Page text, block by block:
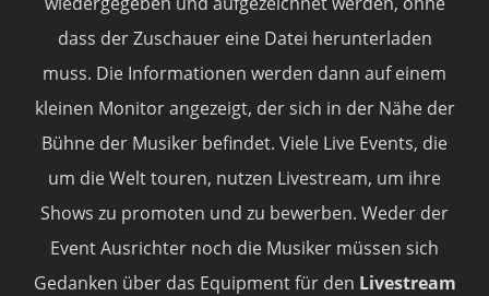
dass der Zuschauer eine Datei herunterladen
muss. Die Informationen werden dann auf einem
kleinen Monitor angezeigt, der sich in der Nähe der
Bühne der Musiker befindet. Viele Live Events, die
um die Welt touren, nutzen Livestream, um ihre
Shows zu promoten und zu bewerben. Weder der
Event Ausrichter noch die Musiker müssen sich
Gedanken über das Equipment für den Livestream